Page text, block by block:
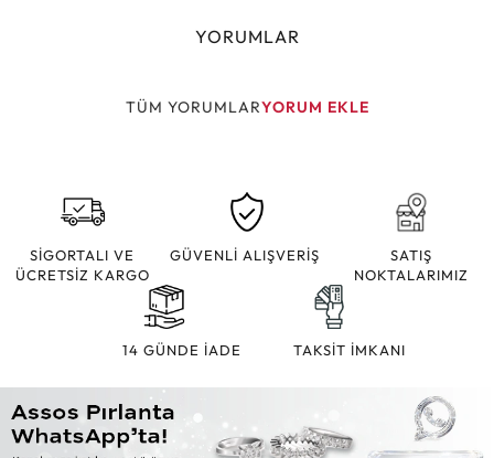
YORUMLAR
TÜM YORUMLARYORUM EKLE
SİGORTALI VE
ÜCRETSİZ KARGO
GÜVENLİ ALIŞVERİŞ
SATIŞ
NOKTALARIMIZ
14 GÜNDE İADE TAKSİT İMKANI